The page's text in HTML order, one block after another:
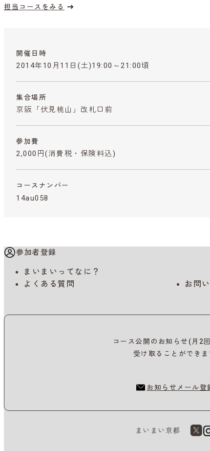
担当コースをみる
開催日時
2014年10月11日(土)19:00～21:00頃
集合場所
京阪「伏見桃山」改札口前
参加費
2,000円 (消費税・保険料込)
コースナンバー
14au058
参加者登録
まいまいってなに？
よくある質問
お問
コース公開のお知らせ(月2
受け取ることができま
お知らせメール登
まいまい京都